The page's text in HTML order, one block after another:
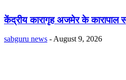
केंद्रीय कारागृह अजमेर के कारापाल
sabguru news - August 9, 2026